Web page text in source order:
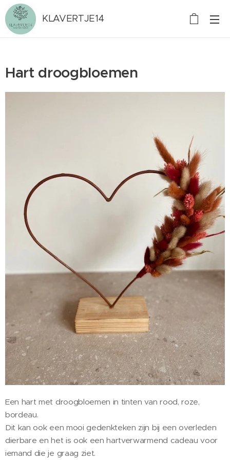
KLAVERTJE14
Hart droogbloemen
Een hart met droogbloemen in tinten van rood, roze,
bordeau.
Dit kan ook een mooi gedenkteken zijn bij een overleden
dierbare en het is ook een hartverwarmend cadeau voor
iemand die je graag ziet.